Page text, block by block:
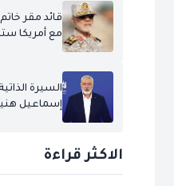
قائد مقر
مع أمريكا
السيرة
إسماعيل
الاكثر قراءة